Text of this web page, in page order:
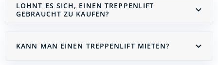
LOHNT ES SICH, EINEN TREPPENLIFT
GEBRAUCHT ZU KAUFEN?
KANN MAN EINEN TREPPENLIFT MIETEN?